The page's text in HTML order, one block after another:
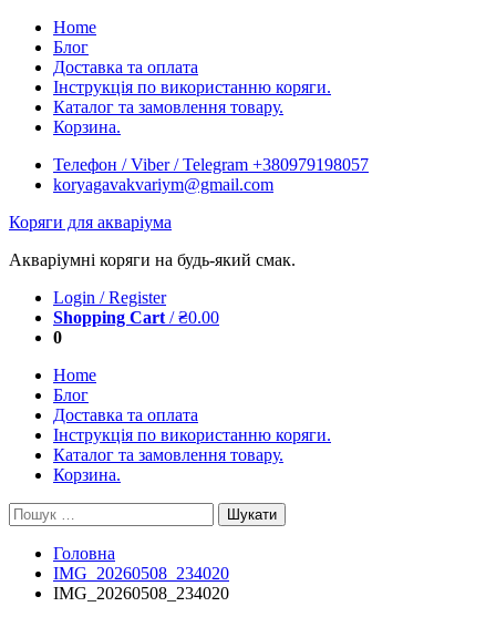
Skip
content
Home
Блог
Доставка та оплата
Інструкція по використанню коряги.
Каталог та замовлення товару.
Корзина.
Телефон / Viber / Telegram +380979198057
koryagavakvariym@gmail.com
Коряги для акваріума
Акваріумні коряги на будь-який смак.
Login / Register
Shopping Cart /₴0.00
0
Home
Блог
Доставка та оплата
Інструкція по використанню коряги.
Каталог та замовлення товару.
Корзина.
Пошук:
Головна
IMG_20260508_234020
IMG_20260508_234020